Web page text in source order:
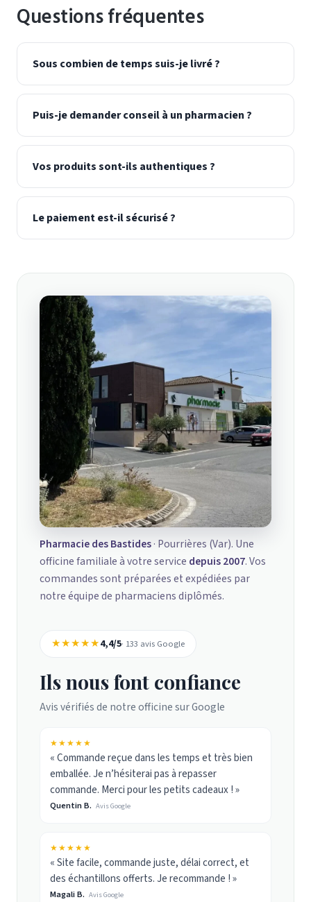
Questions fréquentes
Sous combien de temps suis-je livré ?
Puis-je demander conseil à un pharmacien ?
Vos produits sont-ils authentiques ?
Le paiement est-il sécurisé ?
Pharmacie des Bastides· Pourrières (Var). Une
officine familiale à votre service depuis 2007. Vos
commandes sont préparées et expédiées par
notre équipe de pharmaciens diplômés.
★★★★★4,4/5· 133 avis Google
Ils nous font confiance
Avis vérifiés de notre officine sur Google
★★★★★
« Commande reçue dans les temps et très bien
emballée. Je n’hésiterai pas à repasser
commande. Merci pour les petits cadeaux ! »
Quentin B. Avis Google
★★★★★
« Site facile, commande juste, délai correct, et
des échantillons offerts. Je recommande ! »
Magali B. Avis Google